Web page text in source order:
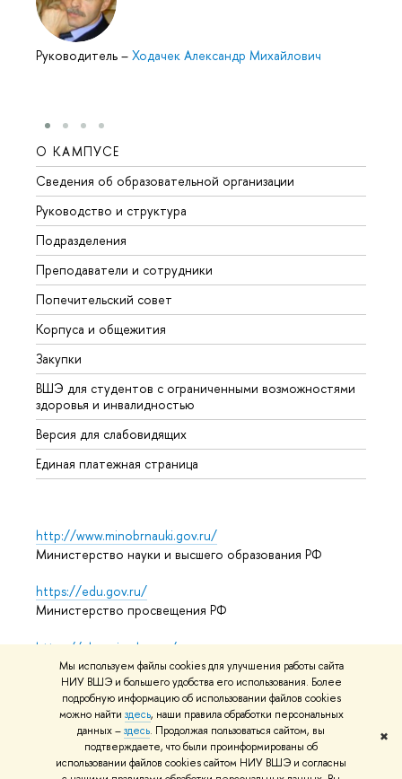
Мы используем файлы cookies для улучшения работы сайта
НИУ ВШЭ и большего удобства его использования. Более
подробную информацию об использовании файлов cookies
можно найти здесь, наши правила обработки персональных
данных –здесь. Продолжая пользоваться сайтом, вы
подтверждаете, что были проинформированы об
использовании файлов cookies сайтом НИУ ВШЭ и согласны
✖
Руководитель – Ходачек Александр Михайлович
О КАМПУСЕ
Сведения об образовательной организации
Руководство и структура
Подразделения
Преподаватели и сотрудники
Попечительский совет
Корпуса и общежития
Закупки
ВШЭ для студентов с ограниченными возможностями
здоровья и инвалидностью
Версия для слабовидящих
Единая платежная страница
http://www.minobrnauki.gov.ru/
Министерство науки и высшего образования РФ
https://edu.gov.ru/
Министерство просвещения РФ
https://elearning.hse.ru/mooc
Массовые открытые онлайн-курсы
© НИУ ВШЭ 1993–2026 Адреса и контактыУсловия
использования материаловПолитика конфиденциальности
Карта сайта